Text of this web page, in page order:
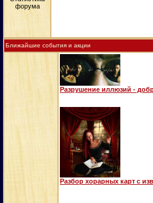
Ближайшие события и акции
Разрушение иллюзий -
Разбор хорарных карт с